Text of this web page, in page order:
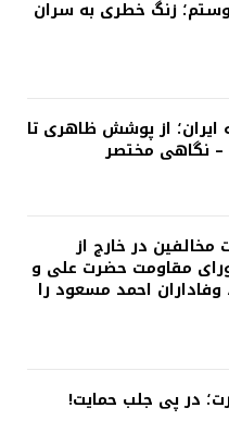
زنگ خطری به سران
از پوشش ظاهری تا
– نگاهی مختصر
مخالفین در خارج از
مقاومت حضرت علی و
وفاداران احمد مسعود را
در پی جلب حمایت!